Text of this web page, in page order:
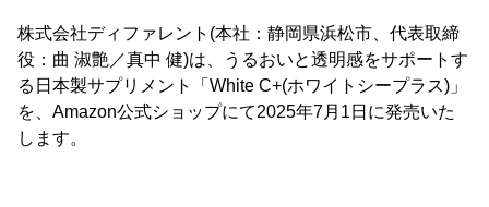
株式会社ディファレント(本社：静岡県浜松市、代表取締
役：曲 淑艶／真中 健)は、うるおいと透明感をサポートす
る日本製サプリメント「White C+(ホワイトシープラス)」
を、Amazon公式ショップにて2025年7月1日に発売いた
します。